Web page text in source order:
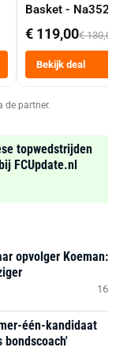
Basket -
Dubbele Mand 9
Tot 6 Personen
Heteluchtfriteuse
Zwart
€ 119,00€ 130,00
Bekijk deal
de partner.
topwedstrijden
FCUpdate.nl
opvolger Koeman:
16
één-kandidaat
bondscoach'